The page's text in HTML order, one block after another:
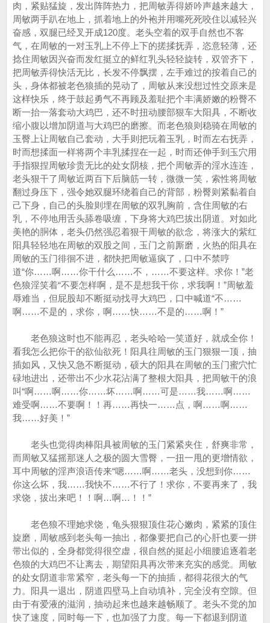
肉，紧贴猛旋，发出阵阵热力，把周敏弄得娇吟声越来越大，
周敏两手趴在地上，抓着地上的外袍并用嘴死死咬住以减轻兴
奋感，双腿已经叉开成120度。老头空着的双手自然也不客
气，在周敏的一对玉乳上不停上下的搓揉抚弄，恣意轻薄，还
捻住周敏因兴奋而发红挺立的鲜红乳头轻轻旋转，双管齐下，
把周敏弄得快活无比，长发不停飘摆，左手难过的按着自己的
头，身体都被老色狼插的晃动了，周敏从来没想过性交原来是
这样快乐，终于鼓起勇气不再顾及羞耻把个丰满娇嫩的粉臀不
断一抬一落套动大鸡巴，还不时扭动腰部狠车大阳具，不断收
缩小腹以增加阴道与大鸡巴的磨擦。而老色狼则稳骑在周敏的
玉臀上让周敏自己套动，大手则把玩着玉乳，时而左右抚弄，
时而想揉面一样将两个丰乳揉捏在一起，时而还伸手到玉穴用
手指狠捏周敏珍贵无比的处女阴核，把个周敏弄的淫水连连，
老头狠干了周敏近两百下后脑筋一转，微微一笑，索性将周敏
翻过身压下，强令她双腿环绕着自己的背部，粉臀则紧黏着自
己下身，自己的头脸则埋在周敏的双乳胸前，含住周敏的右
乳，不停地用舌头舔卷吸缠，下身将大鸡巴拔出阴道。对如此
美艳的胴体，老头仍然强忍着狠干周敏的欲念，将涨大的紫红
阳具轻轻地在周敏的双股之间，玉门之前厮磨，火热的阳具在
周敏的玉门徘徊不进，都快把周敏逼疯了，口中不禁哼
道“你……啊……你干什么……不，……不要这样。求你！”老
色狼淫笑着“不要怎样啊，是不是想我干你，求我啊！”周敏羞
辱难当，但屁股却不断挺动找寻大鸡巴，口中喊道“不……
啊……不是的，求你，啊……快……不是的……啊！”
老色狼这时也不能再忍，老头哈哈一笑道好，就成全你！
看我怎么把你干的欲仙欲死！阳具往周敏的玉门狠狠一顶，抽
插如风，又快又急不断挺动，硕大的阳具在周敏的玉门蜜穴忙
碌地进出，还带出不少水花沾满了整根大阳具，把周敏干的浪
叫“啊……啊……你……坏……啊……可是……我……啊……
难受啊……不要啊！！再……再快一……点，啊……啊……
我……好美！”
老头也觉得肉棒阳具被周敏的玉门紧紧夹住，舒爽非常，
而周敏又猛摇那迷人之极的圆大雪臀，一扭一甩的更增情欲，
耳中周敏的淫声浪语传来“嗯……啊……老头，没想到你……
你这么坏，我……我快不……不行了！求你，不要再来了，我
求饶，拔出来吧！！啊…啊…！！”
老色狼不理她求饶，龟头狠狠顶住花心嫩肉，紧紧的顶住
旋磨，周敏感到老头每一抽出，都像要把自己的心肝也要一拼
带出似的，全身都觉得很空虚，很自然的挺起小细腰追逐着老
色狼的大鸡巴不让离去，期望阳具再次带来充实的感觉。周敏
的处女阴道非常紧窄，老头每一下的抽插，都得花很大的气
力。阳具一退出，阴道四壁马上自动填补，完全没有空隙。但
由于有爱液的滋润，抽动起来也越来越畅顺了。老头不觉的加
快了速度，同时每一下，也加强了力度。每一下都退到阴道